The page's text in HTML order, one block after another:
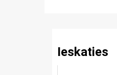
Ieskaties